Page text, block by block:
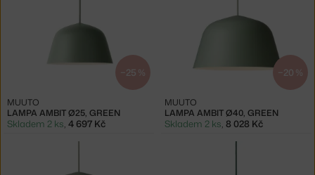
−25 %
LAMPA AMBIT Ø25, GREEN
MUUTO
Skladem 2 ks, 4 697 Kč
−20 %
LAMPA AMBIT Ø40, GREEN
MUUTO
Skladem 2 ks, 8 028 Kč